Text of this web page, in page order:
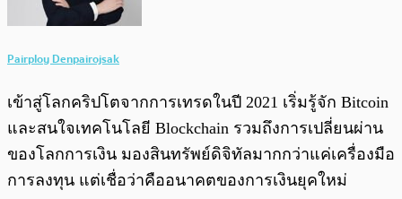
Pairploy Denpairojsak
เข้าสู่โลกคริปโตจากการเทรดในปี 2021 เริ่มรู้จัก Bitcoin
และสนใจเทคโนโลยี Blockchain รวมถึงการเปลี่ยนผ่าน
ของโลกการเงิน มองสินทรัพย์ดิจิทัลมากกว่าแค่เครื่องมือ
การลงทุน แต่เชื่อว่าคืออนาคตของการเงินยุคใหม่